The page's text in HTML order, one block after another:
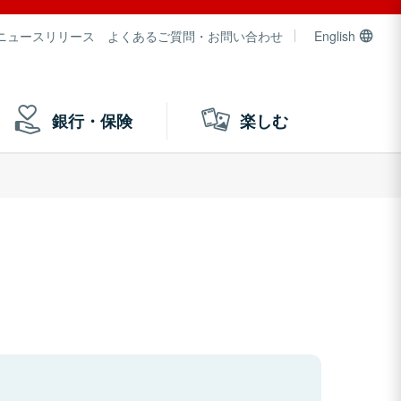
ュースリリース よくあるご質問・お問い合わせ English
銀行・保険 楽しむ